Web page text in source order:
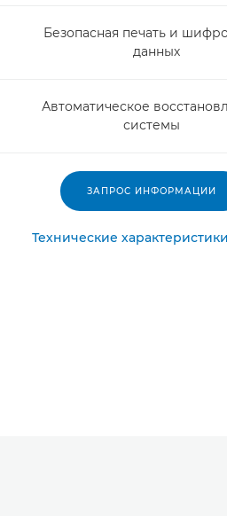
Безопасная печать и
данных
Автоматическое
системы
ЗАПРОС ИНФОРМАЦИИ
Технические характеристики